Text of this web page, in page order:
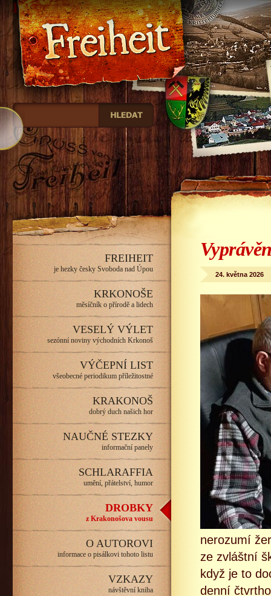
Freiheit
FREIHEIT
je hezky česky Svoboda nad Úpou
KRKONOŠE
měsíčník o přírodě a lidech
VESELÝ VÝLET
sezónní noviny východních Krkonoš
VÝČEPNÍ LIST
všeobecné periodikum příležitostné
KRAKONOŠ
dobrý duch našich hor
NAUČNÉ STEZKY
informační panely
SCHLARAFFIA
umění, přátelství, humor
DROBKY
z Krakonošova vousu
O AUTOROVI
informace o pisálkovi tohoto listu
VZKAZY
návštěvní kniha
24. května 2026
nerozumí
ze zvláštní
když je to
denní